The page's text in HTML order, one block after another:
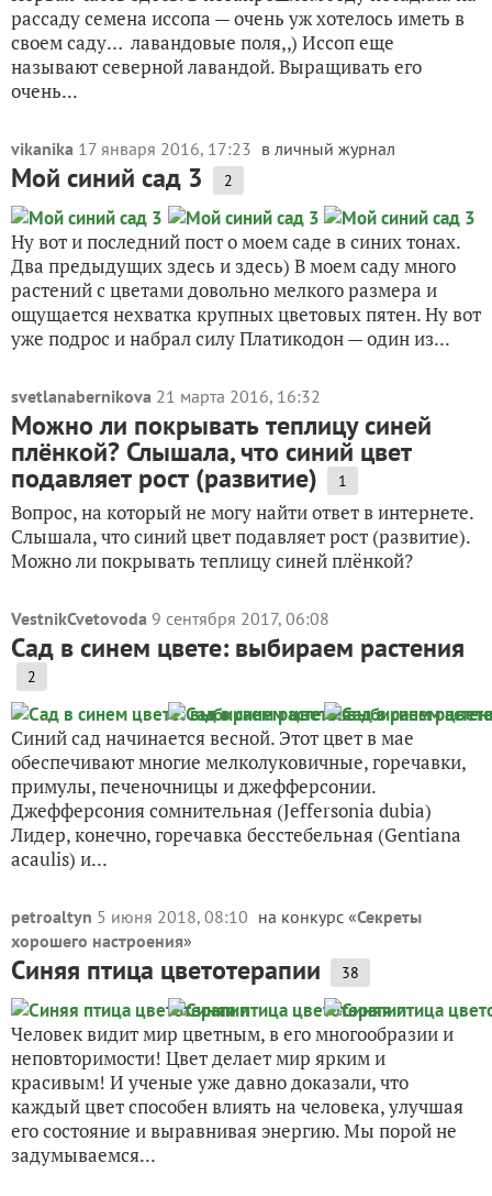
рассаду семена иссопа — очень уж хотелось иметь в
своем саду… лавандовые поля,,) Иссоп еще
называют северной лавандой. Выращивать его
очень...
vikanika 17 января 2016, 17:23 в личный журнал
Мой синий сад 3 2
Ну вот и последний пост о моем саде в синих тонах.
Два предыдущих здесь и здесь) В моем саду много
растений с цветами довольно мелкого размера и
ощущается нехватка крупных цветовых пятен. Ну вот
уже подрос и набрал силу Платикодон — один из...
svetlanabernikova 21 марта 2016, 16:32
Можно ли покрывать теплицу синей
плёнкой? Слышала, что синий цвет
подавляет рост (развитие) 1
Вопрос, на который не могу найти ответ в интернете.
Слышала, что синий цвет подавляет рост (развитие).
Можно ли покрывать теплицу синей плёнкой?
VestnikCvetovoda 9 сентября 2017, 06:08
Сад в синем цвете: выбираем растения
2
Синий сад начинается весной. Этот цвет в мае
обеспечивают многие мелколуковичные, горечавки,
примулы, печеночницы и джефферсонии.
Джефферсония сомнительная (Jeffersonia dubia)
Лидер, конечно, горечавка бесстебельная (Gentiana
acaulis) и...
petroaltyn 5 июня 2018, 08:10 на конкурс «Секреты
хорошего настроения»
Синяя птица цветотерапии 38
Человек видит мир цветным, в его многообразии и
неповторимости! Цвет делает мир ярким и
красивым! И ученые уже давно доказали, что
каждый цвет способен влиять на человека, улучшая
его состояние и выравнивая энергию. Мы порой не
задумываемся...